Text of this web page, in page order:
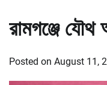
রামগঞ্জে
Posted on August 11,